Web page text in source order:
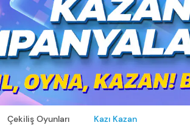
Çekiliş Oyunları Kazı Kazan